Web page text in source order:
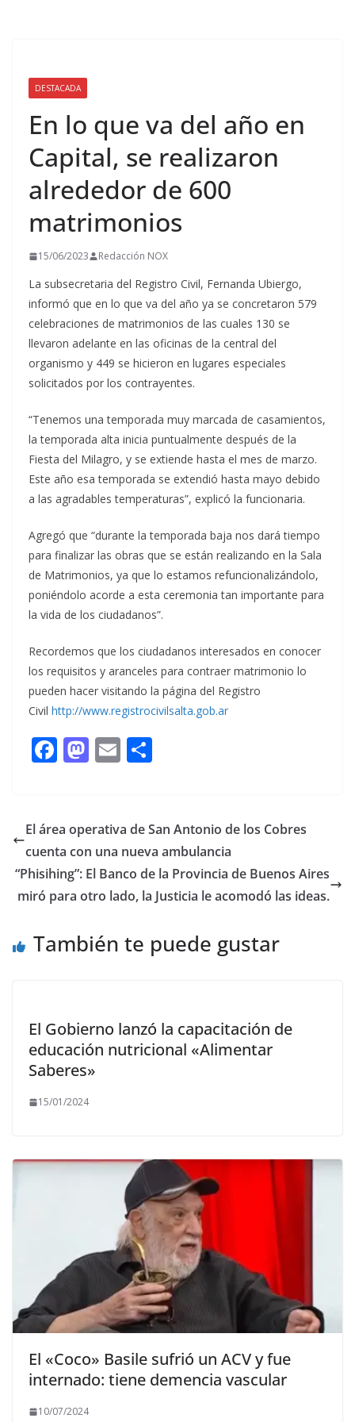
DESTACADA
En lo que va del año en
Capital, se realizaron
alrededor de 600
matrimonios
15/06/2023 Redacción NOX
La subsecretaria del Registro Civil, Fernanda Ubiergo,
informó que en lo que va del año ya se concretaron 579
celebraciones de matrimonios de las cuales 130 se
llevaron adelante en las oficinas de la central del
organismo y 449 se hicieron en lugares especiales
solicitados por los contrayentes.
“Tenemos una temporada muy marcada de casamientos,
la temporada alta inicia puntualmente después de la
Fiesta del Milagro, y se extiende hasta el mes de marzo.
Este año esa temporada se extendió hasta mayo debido
a las agradables temperaturas”, explicó la funcionaria.
Agregó que “durante la temporada baja nos dará tiempo
para finalizar las obras que se están realizando en la Sala
de Matrimonios, ya que lo estamos refuncionalizándolo,
poniéndolo acorde a esta ceremonia tan importante para
la vida de los ciudadanos”.
Recordemos que los ciudadanos interesados en conocer
los requisitos y aranceles para contraer matrimonio lo
pueden hacer visitando la página del Registro
Civil http://www.registrocivilsalta.gob.ar
F
b
o
o
k
M
d
o
n
E
l p
ar
ti
r
El área operativa de San Antonio de los Cobres
cuenta con una nueva ambulancia
“Phisihing”: El Banco de la Provincia de Buenos Aires
miró para otro lado, la Justicia le acomodó las ideas.
También te puede gustar
El Gobierno lanzó la capacitación de
educación nutricional «Alimentar
Saberes»
15/01/2024
El «Coco» Basile sufrió un ACV y fue
internado: tiene demencia vascular
10/07/2024